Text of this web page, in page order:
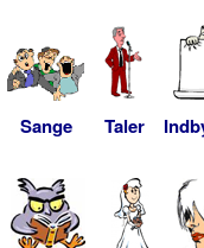
Sange Taler